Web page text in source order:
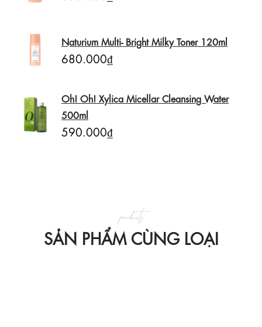
Naturium Multi- Bright Milky Toner 120ml
680.000₫
Oh! Oh! Xylica Micellar Cleansing Water
500ml
590.000₫
SẢN PHẨM CÙNG LOẠI
products